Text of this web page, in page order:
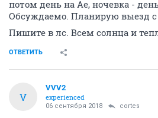
потом день на Ае, ночевка -
Обсуждаемо. Планирую выезд с
Пишите в лс. Всем солнца и
ОТВЕТИТЬ
V
VVV2
experienced
06 сентября 2018 cortes